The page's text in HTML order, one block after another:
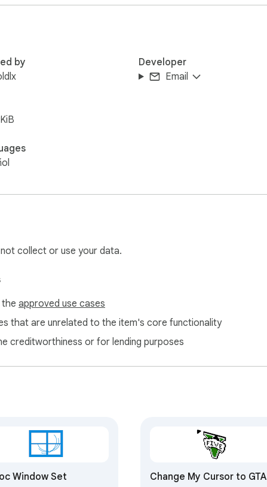
para pruebas y optimización
by
Developer
Email
collect or use your data.
approved use cases
that are unrelated to the item's core functionality
creditworthiness or for lending purposes
Window Set
Change My Cursor to GTA